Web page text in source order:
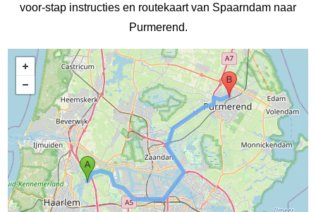
voor-stap instructies en routekaart van Spaarndam naar
Purmerend.